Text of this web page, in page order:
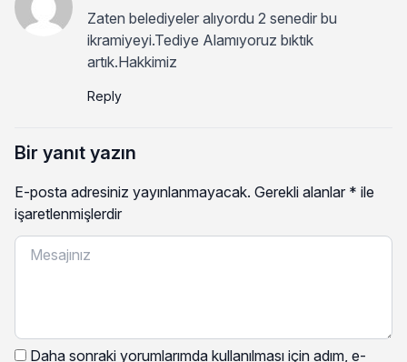
Zaten belediyeler alıyordu 2 senedir bu
ikramiyeyi.Tediye Alamıyoruz bıktık
artık.Hakkimiz
Reply
Bir yanıt yazın
E-posta adresiniz yayınlanmayacak. Gerekli alanlar * ile
işaretlenmişlerdir
Daha sonraki yorumlarımda kullanılması için adım, e-